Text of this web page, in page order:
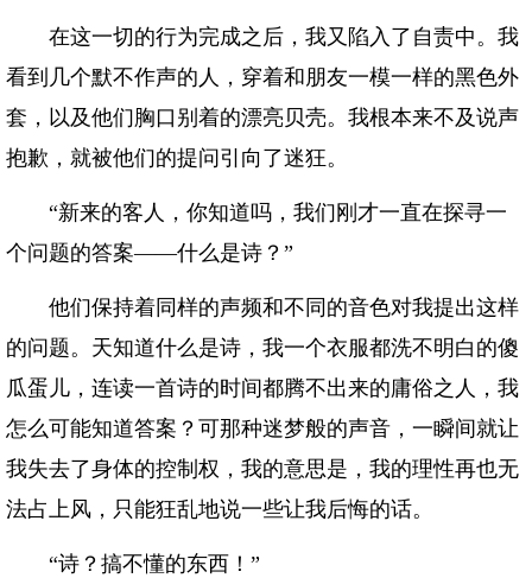
在这一切的行为完成之后，我又陷入了自责中。我
看到几个默不作声的人，穿着和朋友一模一样的黑色外
套，以及他们胸口别着的漂亮贝壳。我根本来不及说声
抱歉，就被他们的提问引向了迷狂。
“新来的客人，你知道吗，我们刚才一直在探寻一
个问题的答案——什么是诗？”
他们保持着同样的声频和不同的音色对我提出这样
的问题。天知道什么是诗，我一个衣服都洗不明白的傻
瓜蛋儿，连读一首诗的时间都腾不出来的庸俗之人，我
怎么可能知道答案？可那种迷梦般的声音，一瞬间就让
我失去了身体的控制权，我的意思是，我的理性再也无
法占上风，只能狂乱地说一些让我后悔的话。
“诗？搞不懂的东西！”